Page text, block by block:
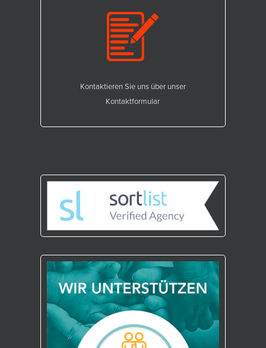
Kontaktieren Sie uns über unser
Kontaktformular